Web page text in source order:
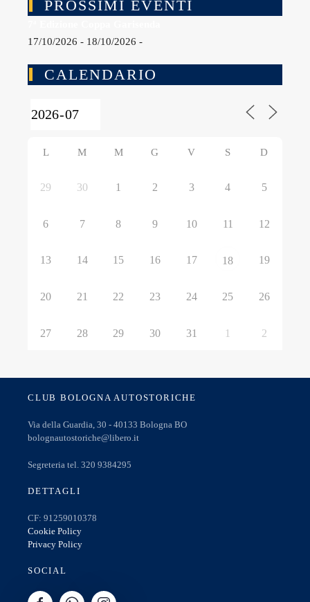
PROSSIMI EVENTI
17/10/2026 - 18/10/2026 -
CALENDARIO
L M M G V S D
29 30 1 2 3 4 5
6 7 8 9 10 11 12
13 14 15 16 17 18 19
20 21 22 23 24 25 26
27 28 29 30 31 1 2
CLUB BOLOGNA AUTOSTORICHE
Via della Guardia, 30 - 40133 Bologna BO
bolognautostoriche@libero.it
Segreteria tel. 320 9384295
DETTAGLI
CF: 91259010378
Cookie Policy
Privacy Policy
SOCIAL